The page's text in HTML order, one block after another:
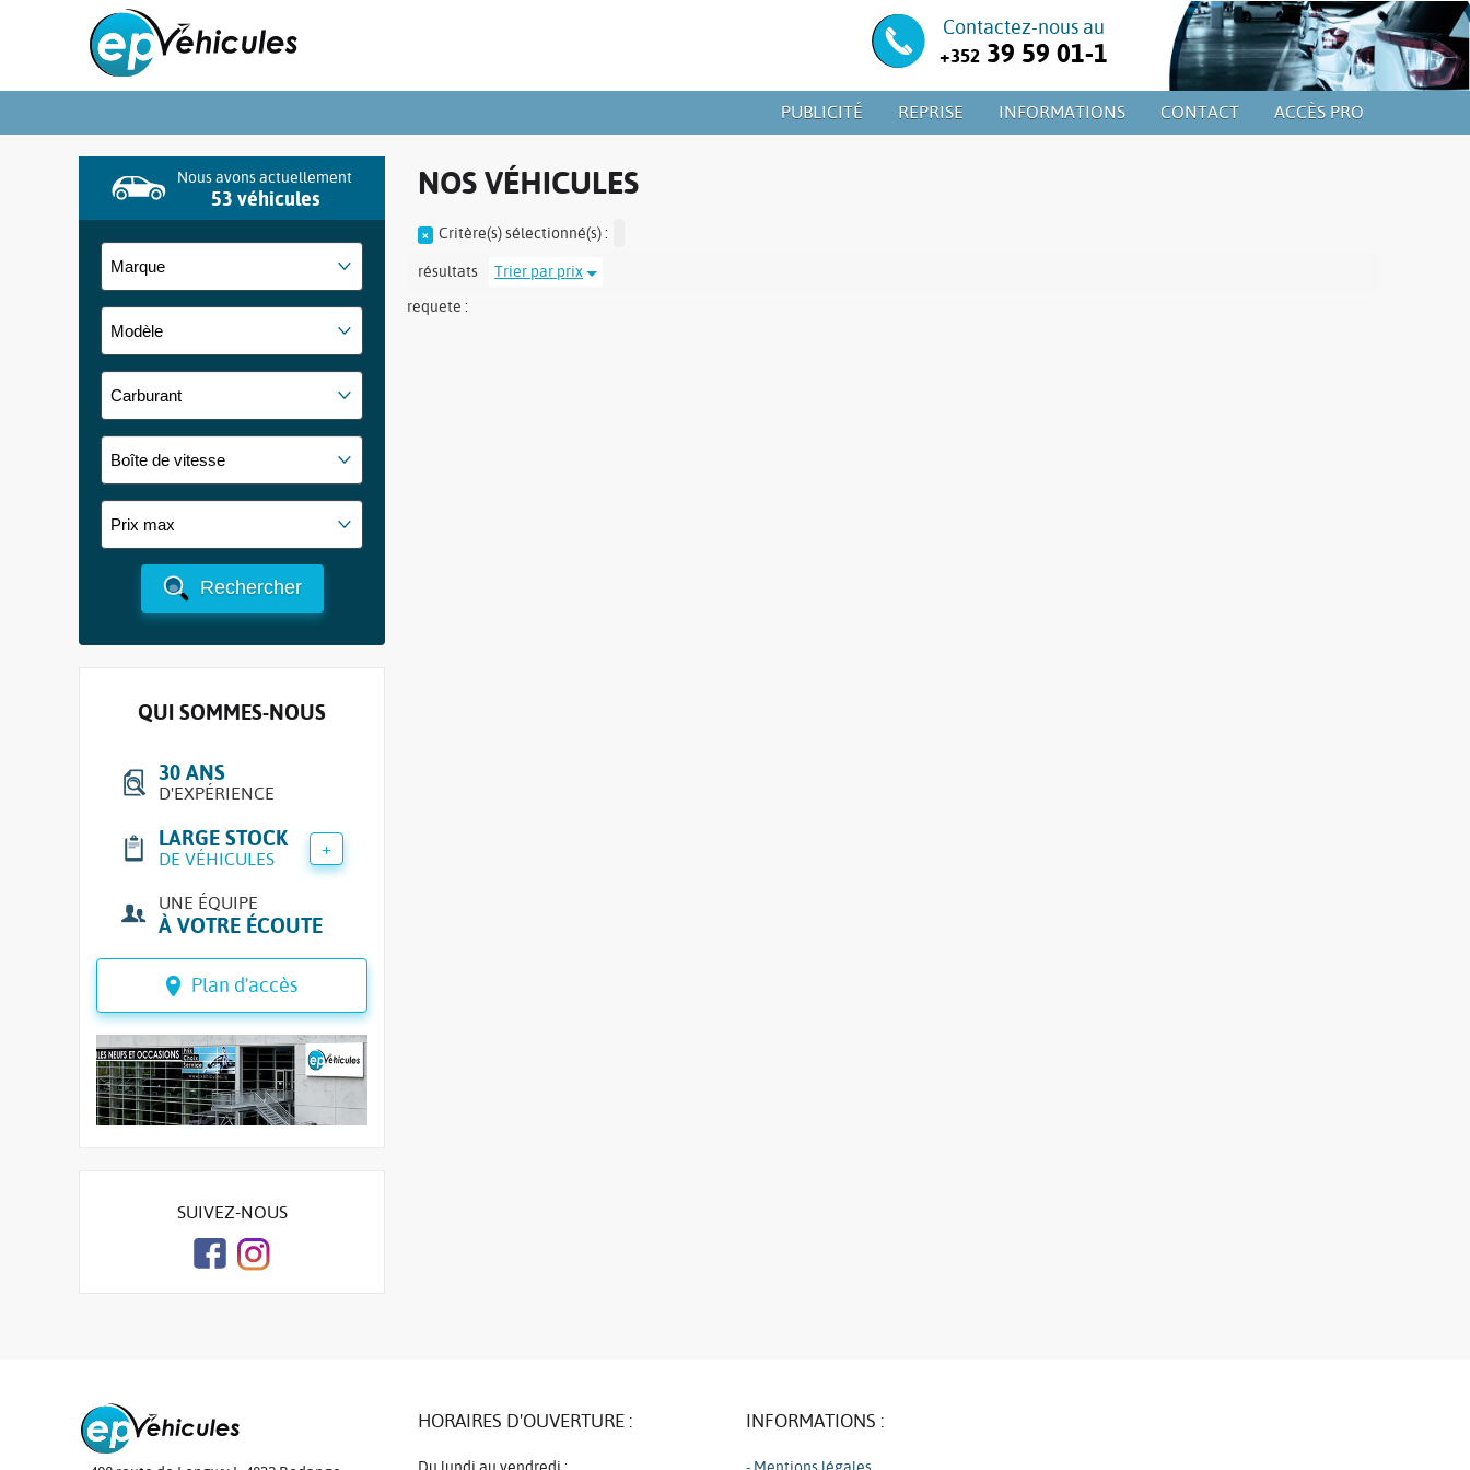
Contactez-nous au
+352 39 59 01-1
PUBLICITÉ REPRISE INFORMATIONS CONTACT ACCÈS PRO
Nous avons actuellement
53 véhicules
Rechercher
QUI SOMMES-NOUS
30 ANS
D'EXPÉRIENCE
LARGE STOCK
DE VÉHICULES
+
UNE ÉQUIPE
À VOTRE ÉCOUTE
Plan d'accès
SUIVEZ-NOUS
NOS VÉHICULES
Critère(s) sélectionné(s) :
résultats
Trier par prix
requete :
HORAIRES D'OUVERTURE :
Du lundi au vendredi :
INFORMATIONS :
- Mentions légales